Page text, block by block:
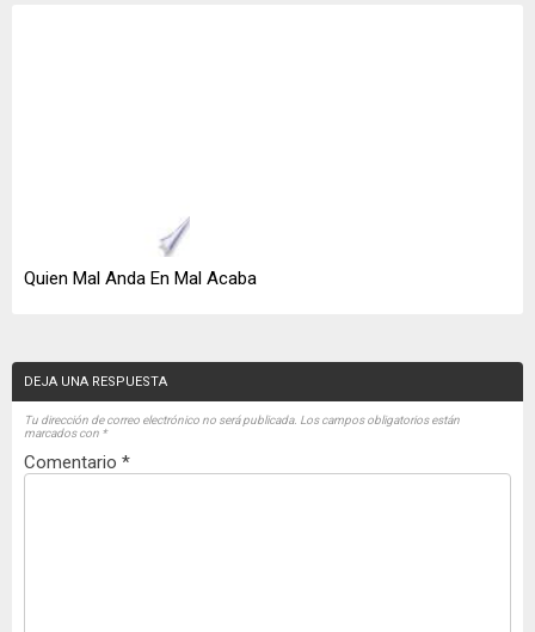
Quien Mal Anda En Mal Acaba
DEJA UNA RESPUESTA
Tu dirección de correo electrónico no será publicada. Los campos obligatorios están
marcados con *
Comentario *